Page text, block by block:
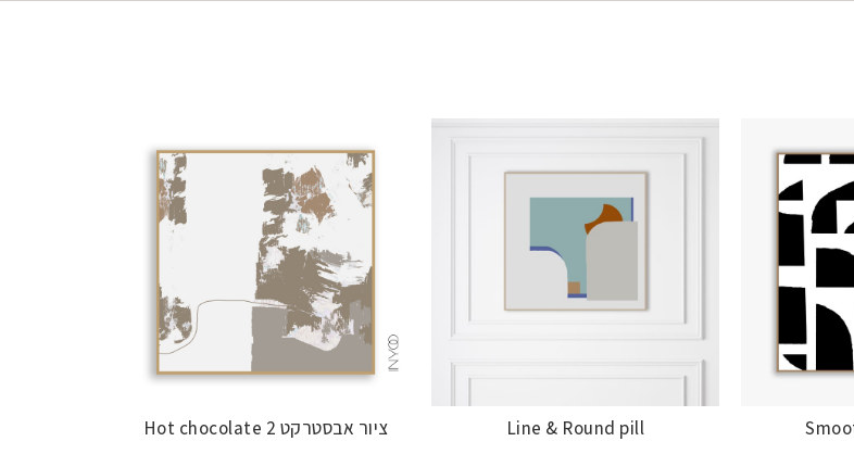
Line & Round pill ציור אבסטרקט 2 Hot chocolate